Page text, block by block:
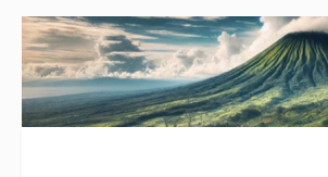
Skip
to
content